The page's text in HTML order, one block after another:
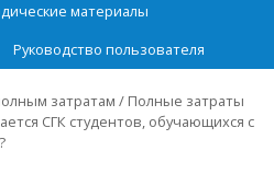
материалы
Руководство пользователя
затратам / Полные затраты
СГК студентов, обучающихся с